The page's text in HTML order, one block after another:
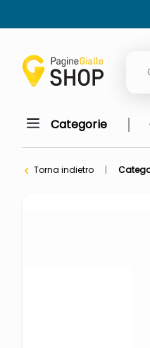
Categorie
Torna indietro